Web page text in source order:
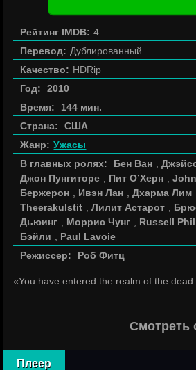
Рейтинг IMDB: 4
Перевод: Дублированный
Качество: HDRip
Год:
2010
Время:
144 мин.
Страна:
США
Жанр: Ужасы
В главных ролях:
Бен Ван ,
Джон Пунгиторе
Пит О’Херн ,
Бержерон
Ивэн Лан ,Дхарма Лим
Theerakulstit
,Лилит Астарот
Дьюинг
Моррис Чунг Russell
Бэйли
Paul Lavoie
Режиссер:
Роб Фитц
«You have entered the realm of the
Смотреть
Плеер